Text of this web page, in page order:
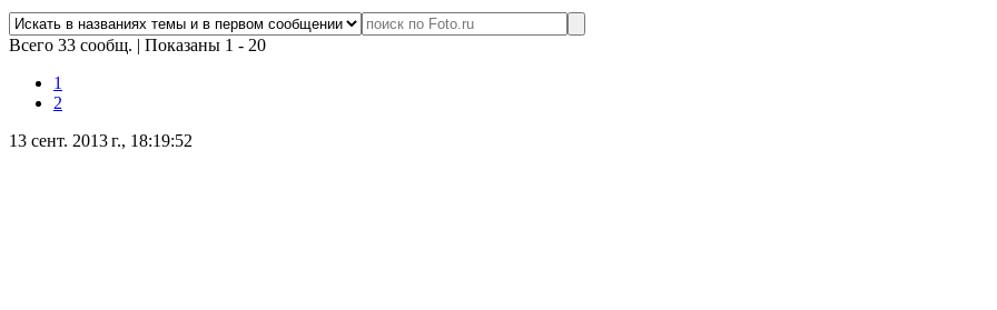
Всего 33 сообщ. | Показаны 1 - 20
1
2
13 сент. 2013 г., 18:19:52